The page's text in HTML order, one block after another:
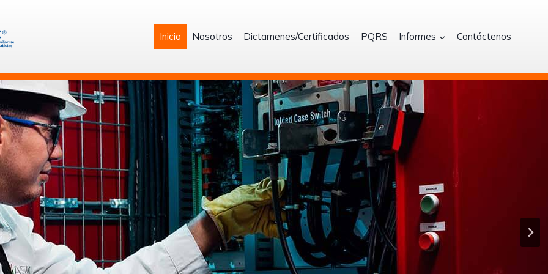
Inicio Nosotros Dictamenes/Certificados PQRS Informes Contáctenos